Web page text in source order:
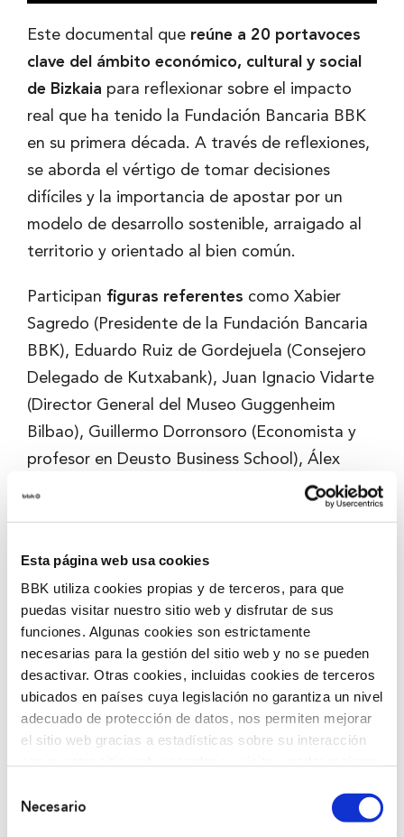
Esta página web usa cookies
BBK utiliza cookies propias y de terceros, para que
puedas visitar nuestro sitio web y disfrutar de sus
funciones. Algunas cookies son estrictamente
necesarias para la gestión del sitio web y no se pueden
desactivar. Otras cookies, incluidas cookies de terceros
ubicados en países cuya legislación no garantiza un nivel
adecuado de protección de datos, nos permiten mejorar
el sitio web gracias a estadísticas sobre su interacción
el uso que haga del sitio web con nuestros partners de
Necesario
Este documental que reúne a 20 portavoces
clave del ámbito económico, cultural y social
de Bizkaia para reflexionar sobre el impacto
real que ha tenido la Fundación Bancaria BBK
en su primera década. A través de reflexiones,
se aborda el vértigo de tomar decisiones
difíciles y la importancia de apostar por un
modelo de desarrollo sostenible, arraigado al
territorio y orientado al bien común.
Participan figuras referentes como Xabier
Sagredo (Presidente de la Fundación Bancaria
BBK), Eduardo Ruiz de Gordejuela (Consejero
Delegado de Kutxabank), Juan Ignacio Vidarte
(Director General del Museo Guggenheim
Bilbao), Guillermo Dorronsoro (Economista y
profesor en Deusto Business School), Álex
Arteche (CEO del Grupo Arteche), entre otras
personas que comparten una visión común:
conscientes, valientes y con impacto real.
Descubre las decisiones que definen nuestro
compromiso con unrecorrido interactivo
los pilares que construyen nuestro impacto en
Bizkaia: personas, cultura, oportunidades y
sostenibilidad.